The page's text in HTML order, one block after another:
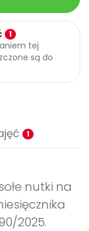
1
tej
są do
1
nutki na
2025.